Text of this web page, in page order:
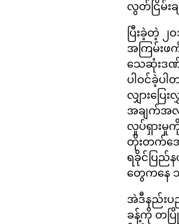
လွတ်ငြိမ်း
ပြီးခဲ့တဲ့ ၂
အကြမ်း
သေဆုံးဒဏ်
ပါဝင်ခဲ့ပ
လျှားပြ
အချက်အလ
လှုပ်ရှားမှု
တိုးတက်အ
ရခိုင်ပြည်
တွေကနေ
အဲဒီနည်းပ
ခန့်ကို တပြို